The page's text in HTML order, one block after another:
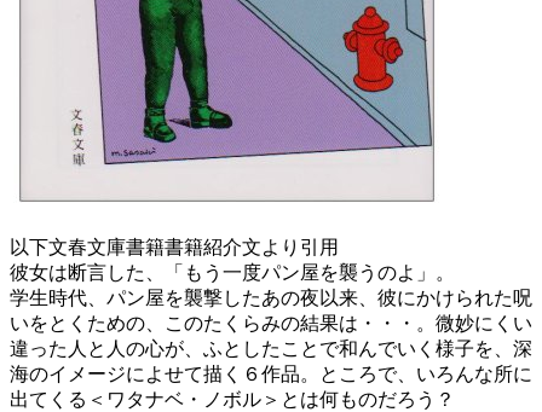
以下文春文庫書籍書籍紹介文より引用
彼女は断言した、「もう一度パン屋を襲うのよ」。
学生時代、パン屋を襲撃したあの夜以来、彼にかけられた呪
いをとくための、このたくらみの結果は・・・。微妙にくい
違った人と人の心が、ふとしたことで和んでいく様子を、深
海のイメージによせて描く６作品。ところで、いろんな所に
出てくる＜ワタナベ・ノボル＞とは何ものだろう？